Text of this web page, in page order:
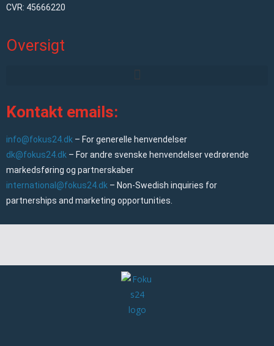
CVR: 45666220
Oversigt
Kontakt emails:
info@fokus24.dk – For generelle henvendelser
dk@fokus24.dk – For andre svenske henvendelser vedrørende
markedsføring og partnerskaber
international@fokus24.dk – Non-Swedish inquiries for
partnerships and marketing opportunities.